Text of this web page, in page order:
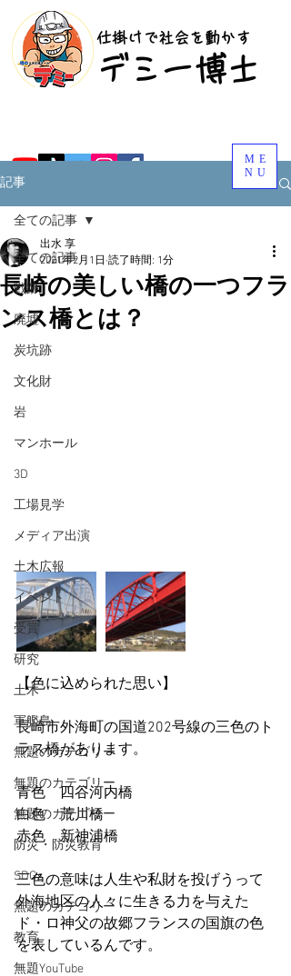
​仕掛けで社会を動かす
​デミー博士
ME
NU
記事
全ての記事
戦跡
廃墟
炭坑跡
文化財
岩
マンホール
3D
工場見学
メディア出演
土木広報
イベント
受賞
研究
土木
軍艦島
無題のカテゴリー
無題のカテゴリー
無題のカテゴリー
防災・防災教育
SDGs
無題のカテゴリー
教育
無題YouTube
全ての記事
長崎の美しい橋の一つフラ
ンス橋とは？
出水 享
2021年2月1日 読了時間: 1分
【色に込められた思い】
長崎市外海町の国道202号線の三色のト
ラス橋があります。
青色　四谷河内橋
白色　荒川橋
赤色　新神浦橋
三色の意味は人生や私財を投げうって
外海地区の人々に生きる力を与えた
ド・ロ神父の故郷フランスの国旗の色
を表しているんです。